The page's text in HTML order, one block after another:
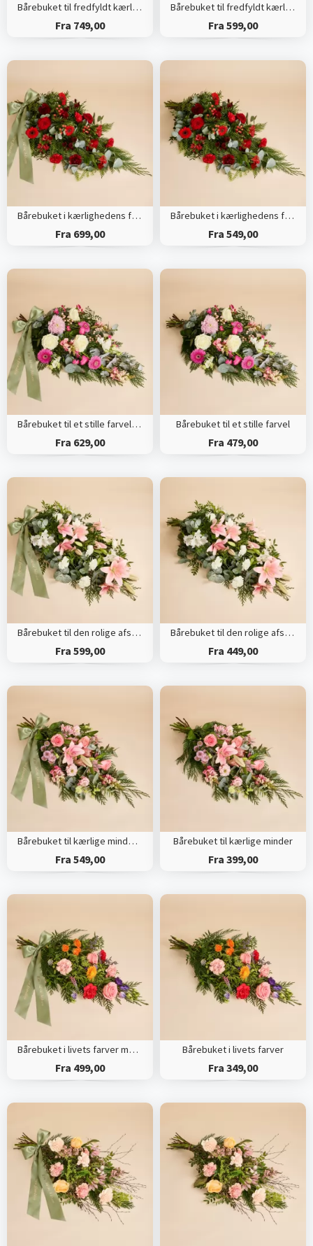
Bårebuket til fredfyldt kærlighed med bånd
Fra 749,00
Bårebuket til fredfyldt kærlighed
Fra 599,00
Bårebuket i kærlighedens farver med bånd
Fra 699,00
Bårebuket i kærlighedens farver
Fra 549,00
Bårebuket til et stille farvel med bånd
Fra 629,00
Bårebuket til et stille farvel
Fra 479,00
Bårebuket til den rolige afsked med bånd
Fra 599,00
Bårebuket til den rolige afsked
Fra 449,00
Bårebuket til kærlige minder med bånd
Fra 549,00
Bårebuket til kærlige minder
Fra 399,00
Bårebuket i livets farver med bånd
Fra 499,00
Bårebuket i livets farver
Fra 349,00